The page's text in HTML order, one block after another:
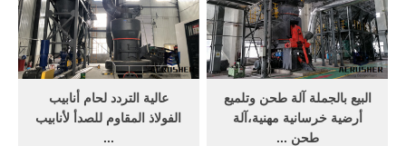
أدوات 0.0 (0 تصويتات) مخزن:
DWM Tool Store. US $7.23.
US $10.95-34%. US $3.00 ...
YouTube 5, دل ريتشي آلة
طحن المحمولة - vijaypumps
شركة نوفا غسالات اطفال
3كيلو, جدة دل .
عالية التردد لحام أنابيب
الفولاذ المقاوم للصدأ لأنابيب
...
البيع بالجملة آلة طحن وتلميع
أرضية خرسانية مهنية،آلة
طحن ...